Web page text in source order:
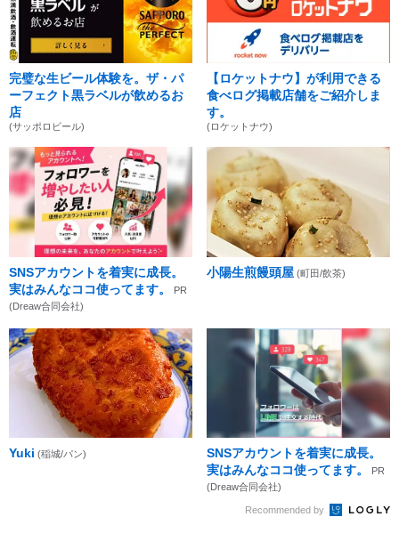
完璧な生ビール体験を。ザ・パ
ーフェクト黒ラベルが飲めるお
店
(サッポロビール)
【ロケットナウ】が利用できる
食べログ掲載店舗をご紹介しま
す。
(ロケットナウ)
SNSアカウントを着実に成長。
実はみんなココ使ってます。
PR
(Dreaw合同会社)
小陽生煎饅頭屋 (町田/飲茶)
Yuki (稲城/パン)
SNSアカウントを着実に成長。
実はみんなココ使ってます。
PR
(Dreaw合同会社)
Recommended by